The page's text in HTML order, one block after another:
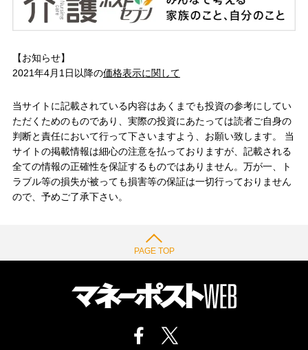
【お知らせ】
2021年4月1日以降の価格表示に関して
当サイトに記載されている内容はあくまでも投資の参考にしてい
ただくためのものであり、実際の投資にあたっては読者ご自身の
判断と責任において行って下さいますよう、お願い致します。 当
サイトの掲載情報は細心の注意を払っておりますが、記載される
全ての情報の正確性を保証するものではありません。万が一、ト
ラブル等の損失が被っても損害等の保証は一切行っておりません
ので、予めご了承下さい。
PAGE TOP